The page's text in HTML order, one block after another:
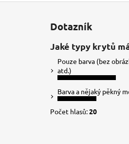
Dotazník
Jaké typy krytů
Pouze barva (bez
atd.)
Barva a nějaký pěkný
Počet hlasů:20